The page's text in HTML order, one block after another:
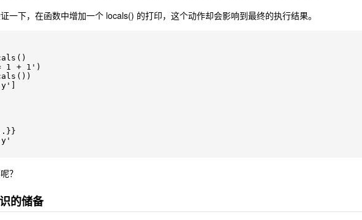
一下，在函数中增加一个 locals() 的打印，这个动作却会影响到最终的执行结果。
？
的储备